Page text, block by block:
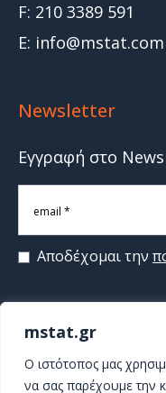
mstat.gr
O ιστότοπος μας
να σας παρέχουμε την
F: 210 3389 591
E: info@mstat.com
Newsletter
Εγγραφή στο
Αποδέχομαι την
>